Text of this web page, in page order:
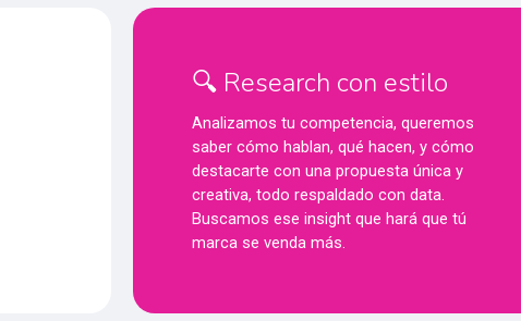
🔍 Research con estilo
Analizamos tu competencia, queremos
saber cómo hablan, qué hacen, y cómo
destacarte con una propuesta única y
creativa, todo respaldado con data.
Buscamos ese insight que hará que tú
marca se venda más.